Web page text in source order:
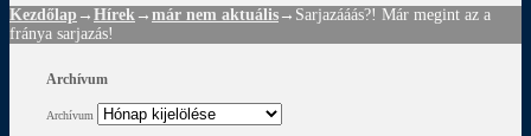
Kezdőlap → Hírek → már nem aktuális → Sarjazááás?! Már megint az a
fránya sarjazás!
Archívum
Archívum